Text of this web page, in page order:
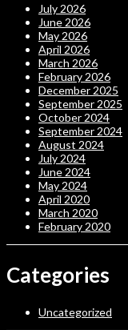
July 2026
June 2026
May 2026
April 2026
March 2026
February 2026
December 2025
September 2025
October 2024
September 2024
August 2024
July 2024
June 2024
May 2024
April 2020
March 2020
February 2020
Categories
Uncategorized